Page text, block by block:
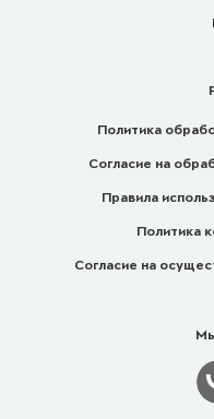
Политика
Согласие на
Правила
Политика
Согласие на